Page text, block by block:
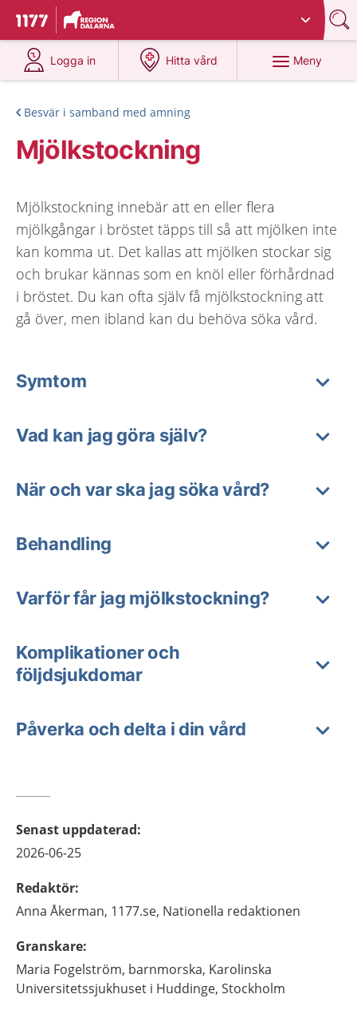
Till startsidan för 1177
Du har valt region
Logga in
på 1177.se
Hitta vård
på 1177.se
Meny
Besvär i samband med amning
Mjölkstockning
Mjölkstockning innebär att en eller flera
mjölkgångar i bröstet täpps till så att mjölken inte
kan komma ut. Det kallas att mjölken stockar sig
och brukar kännas som en knöl eller förhårdnad
i bröstet. Du kan ofta själv få mjölkstockning att
gå över, men ibland kan du behöva söka vård.
Symtom
Vad kan jag göra själv?
När och var ska jag söka vård?
Behandling
Varför får jag mjölkstockning?
Komplikationer och
följdsjukdomar
Påverka och delta i din vård
Senast uppdaterad:
2026-06-25
Redaktör:
Anna Åkerman, 1177.se, Nationella redaktionen
Granskare:
Maria Fogelström, barnmorska, Karolinska
Universitetssjukhuset i Huddinge, Stockholm